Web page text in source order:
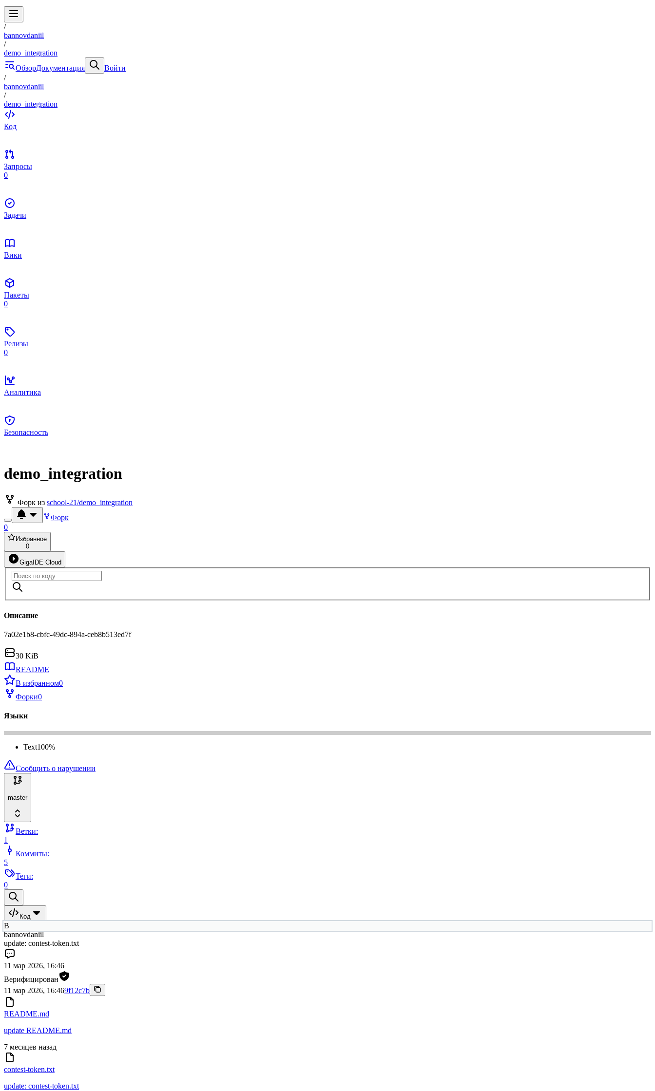
/
bannovdaniil
/
demo_integration
ОбзорДокументация
Войти
/
bannovdaniil
/
demo_integration
Код
Запросы
0
Задачи
Вики
Пакеты
0
Релизы
0
Аналитика
Безопасность
demo_integration
Форк из school-21/demo_integration
Форк
0
Избранное
0
GigaIDE Cloud
Описание
7a02e1b8-cbfc-49dc-894a-ceb8b513ed7f
30 KiB
README
В избранном0
Форки0
Языки
Text100%
Сообщить о нарушении
master
Ветки:
1
Коммиты:
5
Теги:
0
Код
B
bannovdaniil
update: contest-token.txt
11 мар 2026, 16:46
Верифицирован
11 мар 2026, 16:469f12c7b
README.md
update README.md
7 месяцев назад
contest-token.txt
update: contest-token.txt